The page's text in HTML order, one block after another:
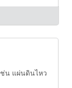
ช่น แผ่นดินไหว